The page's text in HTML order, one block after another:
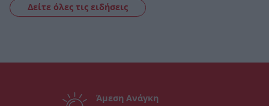
Δείτε όλες τις ειδήσεις
Άμεση Ανάγκη